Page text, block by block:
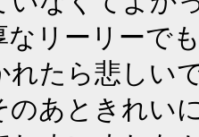
なリーリーで
れたら悲しい
のあときれい